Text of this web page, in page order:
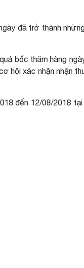
đã trở thành
bốc thăm hàng
hội xác nhận nhận
đến 12/08/2018